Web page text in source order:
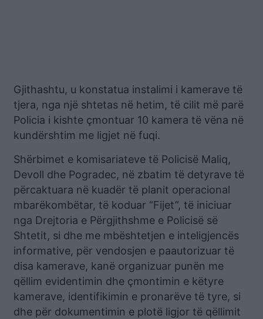
Gjithashtu, u konstatua instalimi i kamerave të
tjera, nga një shtetas në hetim, të cilit më parë
Policia i kishte çmontuar 10 kamera të vëna në
kundërshtim me ligjet në fuqi.
Shërbimet e komisariateve të Policisë Maliq,
Devoll dhe Pogradec, në zbatim të detyrave të
përcaktuara në kuadër të planit operacional
mbarëkombëtar, të koduar “Fijet”, të iniciuar
nga Drejtoria e Përgjithshme e Policisë së
Shtetit, si dhe me mbështetjen e inteligjencës
informative, për vendosjen e paautorizuar të
disa kamerave, kanë organizuar punën me
qëllim evidentimin dhe çmontimin e këtyre
kamerave, identifikimin e pronarëve të tyre, si
dhe për dokumentimin e plotë ligjor të qëllimit